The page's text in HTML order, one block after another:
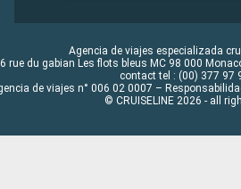
Agencia de viajes especializada
rue du gabian Les flots bleus MC 98 000
contact tel : (00) 377 97
de viajes n° 006 02 0007 –
© CRUISELINE 2026 - all